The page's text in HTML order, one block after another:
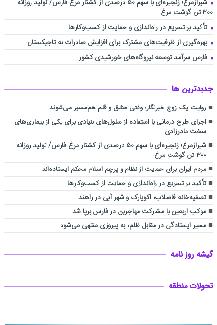
شیرازمرغ؛ زنجیره‌ای با سهم ۵۰ درصدی از کشتار مرغ فارس/ تولید روزانه
۳۰۰ تن گوشت مرغ
تأکید بر تسریع در راه‌اندازی و حمایت از کسب‌وکارها
بهره‌گیری از ظرفیت‌های مشترک برای افزایش صادرات به تاجیکستان
فارس سرآمد توسعه نیروگاه‌های خورشیدی کشور
جديدترين ها
روایت یک زوج خبرنگار؛ وقتی عشق و قلم هم‌مسیر می‌شوند
اجرای طرح درمانی با استفاده از سلول‌های بنیادی برای یکی از بیماری‌های
سخت مادرزادی
شیرازمرغ؛ زنجیره‌ای با سهم ۵۰ درصدی از کشتار مرغ فارس/ تولید روزانه
۳۰۰ تن گوشت مرغ
مردم ایران برای حمایت از نظام و پرچم اسلام محکم ایستاده‌اند
تأکید بر تسریع در راه‌اندازی و حمایت از کسب‌وکارها
تصفیه‌خانه فاضلاب، اکوپارک و شهر آبی در راهند
موکب‌ اربعین با مشارکت مهاجرین در فارس برپا شد
مسیر ایستادگی در مقابل ظلم، به پیروزی منتهی می‌شود
گیشه روز نامه
تحولات منطقه